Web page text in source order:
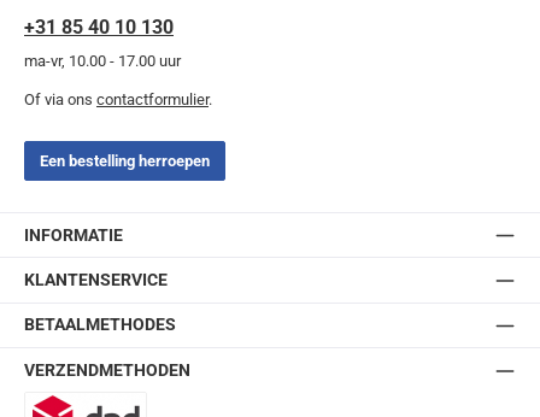
+31 85 40 10 130
ma-vr, 10.00 - 17.00 uur
Of via ons contactformulier.
Een bestelling herroepen
INFORMATIE
KLANTENSERVICE
BETAALMETHODES
VERZENDMETHODEN